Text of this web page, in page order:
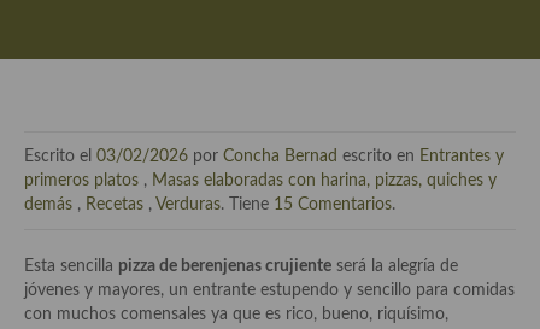
En la mesa: menaje, vajilla, técnicas de emplatado, decoración
Historia de la gastronomía, platos celebres, cocineros, críticos,
historias culinarias y otras cosas
Escrito el 03/02/2026 por Concha Bernad escrito en Entrantes y
primeros platos , Masas elaboradas con harina, pizzas, quiches y
demás , Recetas , Verduras. Tiene 15 Comentarios.
Esta sencilla pizza de berenjenas crujiente será la alegría de
jóvenes y mayores, un entrante estupendo y sencillo para comidas
con muchos comensales ya que es rico, bueno, riquísimo,